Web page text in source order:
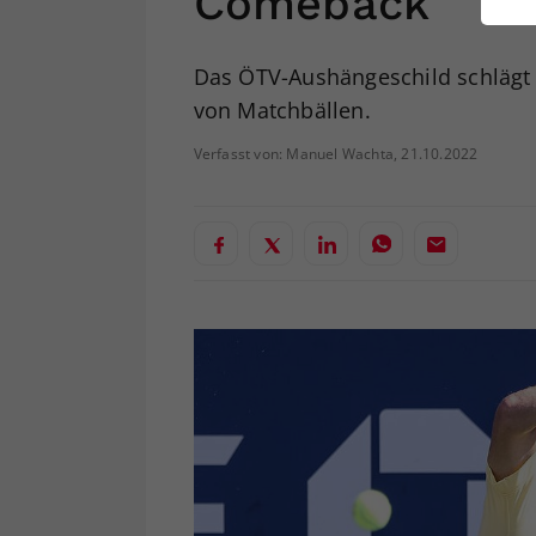
Das ÖTV-Aushängeschild
von Matchbällen.
Verfasst von: Manuel Wachta, 21.10.2022